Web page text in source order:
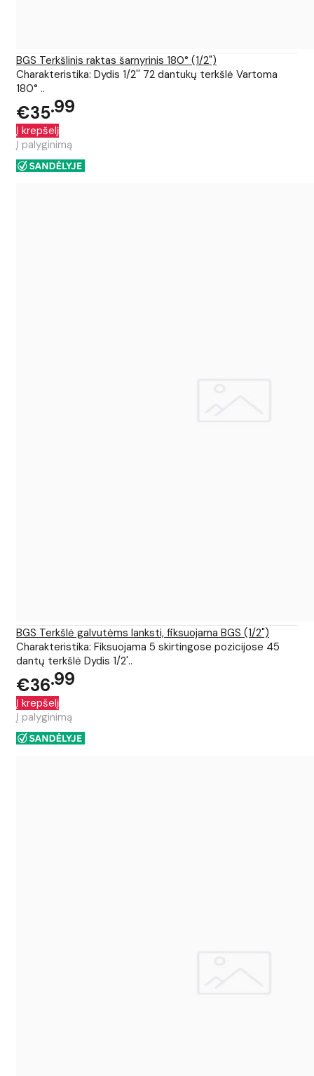
BGS Terkšlinis raktas šarnyrinis 180° (1/2")
Charakteristika: Dydis 1/2'' 72 dantukų terkšlė Vartoma
180° ..
€3599
Į krepšelį
Į palyginimą
BGS Terkšlė galvutėms lanksti, fiksuojama BGS (1/2")
Charakteristika: Fiksuojama 5 skirtingose pozicijose 45
dantų terkšlė Dydis 1/2'..
€36 99
Į krepšelį
Į palyginimą